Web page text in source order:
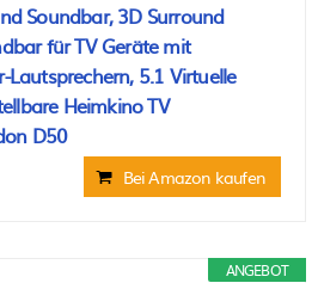
Soundbar, 3D Surround
für TV Geräte mit
Lautsprechern, 5.1 Virtuelle
Heimkino TV
D50
Bei Amazon kaufen
ANGEBOT